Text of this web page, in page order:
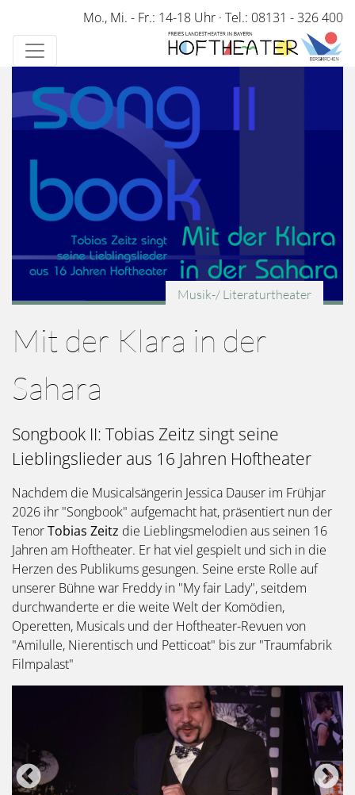
Direkt
zum
Inhalt
Mo., Mi. - Fr.: 14-18 Uhr · Tel.: 08131 - 326 400
Musik-/ Literaturtheater
Mit der Klara in der
Sahara
Songbook II: Tobias Zeitz singt seine
Lieblingslieder aus 16 Jahren Hoftheater
Nachdem die Musicalsängerin Jessica Dauser im Frühjar
2026 ihr "Songbook" aufgemacht hat, präsentiert nun der
TenorTobias Zeitz die Lieblingsmelodien aus seinen 16
Jahren am Hoftheater. Er hat viel gespielt und sich in die
Herzen des Publikums gesungen. Seine erste Rolle auf
unserer Bühne war Freddy in "My fair Lady", seitdem
durchwanderte er die weite Welt der Komödien,
Operetten, Musicals und der Hoftheater-Revuen von
"Amilulle, Nierentisch und Petticoat" bis zur "Traumfabrik
Filmpalast"